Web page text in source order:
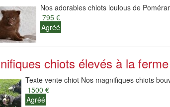
Nos adorables chiots loulous de
795 €
Agréé
chiots élevés à la
Texte vente chiot Nos magnifiques chiots
1500 €
Agréé